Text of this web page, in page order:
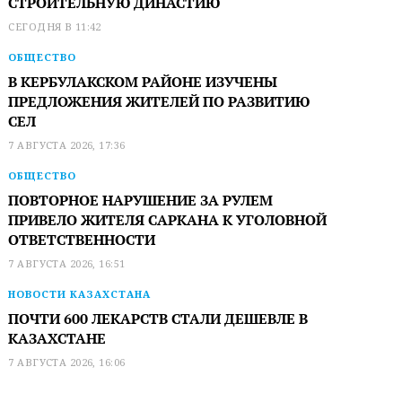
СЕГОДНЯ В 11:42
ОБЩЕСТВО
В КЕРБУЛАКСКОМ РАЙОНЕ ИЗУЧЕНЫ
ПРЕДЛОЖЕНИЯ ЖИТЕЛЕЙ ПО РАЗВИТИЮ
СЕЛ
7 АВГУСТА 2026, 17:36
ОБЩЕСТВО
ПОВТОРНОЕ НАРУШЕНИЕ ЗА РУЛЕМ
ПРИВЕЛО ЖИТЕЛЯ САРКАНА К УГОЛОВНОЙ
ОТВЕТСТВЕННОСТИ
7 АВГУСТА 2026, 16:51
НОВОСТИ КАЗАХСТАНА
ПОЧТИ 600 ЛЕКАРСТВ СТАЛИ ДЕШЕВЛЕ В
КАЗАХСТАНЕ
7 АВГУСТА 2026, 16:06